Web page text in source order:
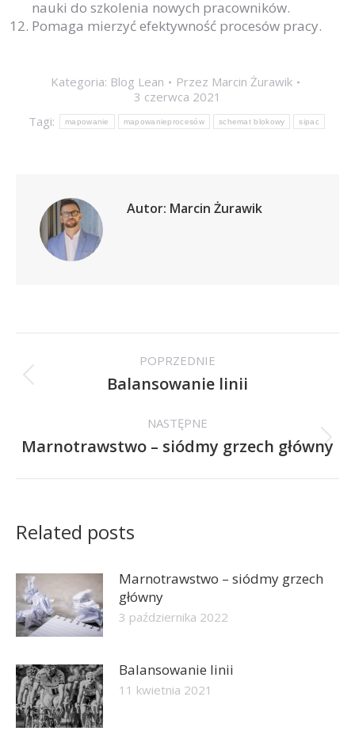
nauki do szkolenia nowych pracowników.
Pomaga mierzyć efektywność procesów pracy.
Kategoria: Blog Lean Przez Marcin Żurawik
3 czerwca 2021
Tagi:
mapowanie mapowanieprocesów schemat blokowy sipac
Autor: Marcin Żurawik
Nawigacja
wpisów
POPRZEDNIE
Poprzedni
Balansowanie linii
NASTĘPNE
Następny
Marnotrawstwo – siódmy grzech główny
Related posts
Marnotrawstwo – siódmy grzech
główny
3 października 2022
Balansowanie linii
11 kwietnia 2021